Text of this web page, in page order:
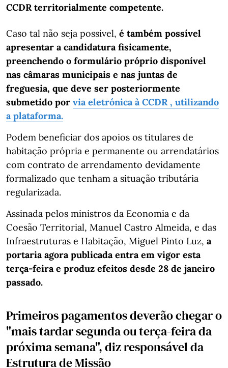
CCDR territorialmente competente.
Caso tal não seja possível, é também possível
apresentar a candidatura fisicamente,
preenchendo o formulário próprio disponível
nas câmaras municipais e nas juntas de
freguesia, que deve ser posteriormente
submetido por via eletrónica à CCDR , utilizando
a plataforma.
Podem beneficiar dos apoios os titulares de
habitação própria e permanente ou arrendatários
com contrato de arrendamento devidamente
formalizado que tenham a situação tributária
regularizada.
Assinada pelos ministros da Economia e da
Coesão Territorial, Manuel Castro Almeida, e das
Infraestruturas e Habitação, Miguel Pinto Luz, a
portaria agora publicada entra em vigor esta
terça-feira e produz efeitos desde 28 de janeiro
passado.
Primeiros pagamentos deverão chegar o
"mais tardar segunda ou terça-feira da
próxima semana", diz responsável da
Estrutura de Missão